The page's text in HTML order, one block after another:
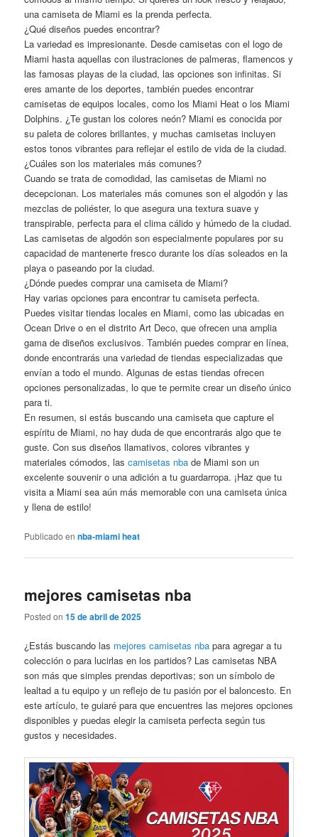
una camiseta de Miami es la prenda perfecta.
¿Qué diseños puedes encontrar?
La variedad es impresionante. Desde camisetas con el logo de
Miami hasta aquellas con ilustraciones de palmeras, flamencos y
las famosas playas de la ciudad, las opciones son infinitas. Si
eres amante de los deportes, también puedes encontrar
camisetas de equipos locales, como los Miami Heat o los Miami
Dolphins. ¿Te gustan los colores neón? Miami es conocida por
su paleta de colores brillantes, y muchas camisetas incluyen
estos tonos vibrantes para reflejar el estilo de vida de la ciudad.
¿Cuáles son los materiales más comunes?
Cuando se trata de comodidad, las camisetas de Miami no
decepcionan. Los materiales más comunes son el algodón y las
mezclas de poliéster, lo que asegura una textura suave y
transpirable, perfecta para el clima cálido y húmedo de la ciudad.
Las camisetas de algodón son especialmente populares por su
capacidad de mantenerte fresco durante los días soleados en la
playa o paseando por la ciudad.
¿Dónde puedes comprar una camiseta de Miami?
Hay varias opciones para encontrar tu camiseta perfecta.
Puedes visitar tiendas locales en Miami, como las ubicadas en
Ocean Drive o en el distrito Art Deco, que ofrecen una amplia
gama de diseños exclusivos. También puedes comprar en línea,
donde encontrarás una variedad de tiendas especializadas que
envían a todo el mundo. Algunas de estas tiendas ofrecen
opciones personalizadas, lo que te permite crear un diseño único
para ti.
En resumen, si estás buscando una camiseta que capture el
espíritu de Miami, no hay duda de que encontrarás algo que te
guste. Con sus diseños llamativos, colores vibrantes y
materiales cómodos, lascamisetas nba de Miami son un
excelente souvenir o una adición a tu guardarropa. ¡Haz que tu
visita a Miami sea aún más memorable con una camiseta única
y llena de estilo!
Publicado en nba-miami heat
mejores camisetas nba
Posted on15 de abril de 2025
¿Estás buscando las mejores camisetas nba para agregar a tu
colección o para lucirlas en los partidos? Las camisetas NBA
son más que simples prendas deportivas; son un símbolo de
lealtad a tu equipo y un reflejo de tu pasión por el baloncesto. En
este artículo, te guiaré para que encuentres las mejores opciones
disponibles y puedas elegir la camiseta perfecta según tus
gustos y necesidades.